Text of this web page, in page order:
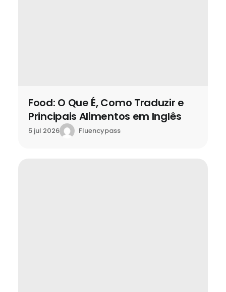
Food: O Que É, Como Traduzir e
Principais Alimentos em Inglês
5 jul 2026 Fluencypass